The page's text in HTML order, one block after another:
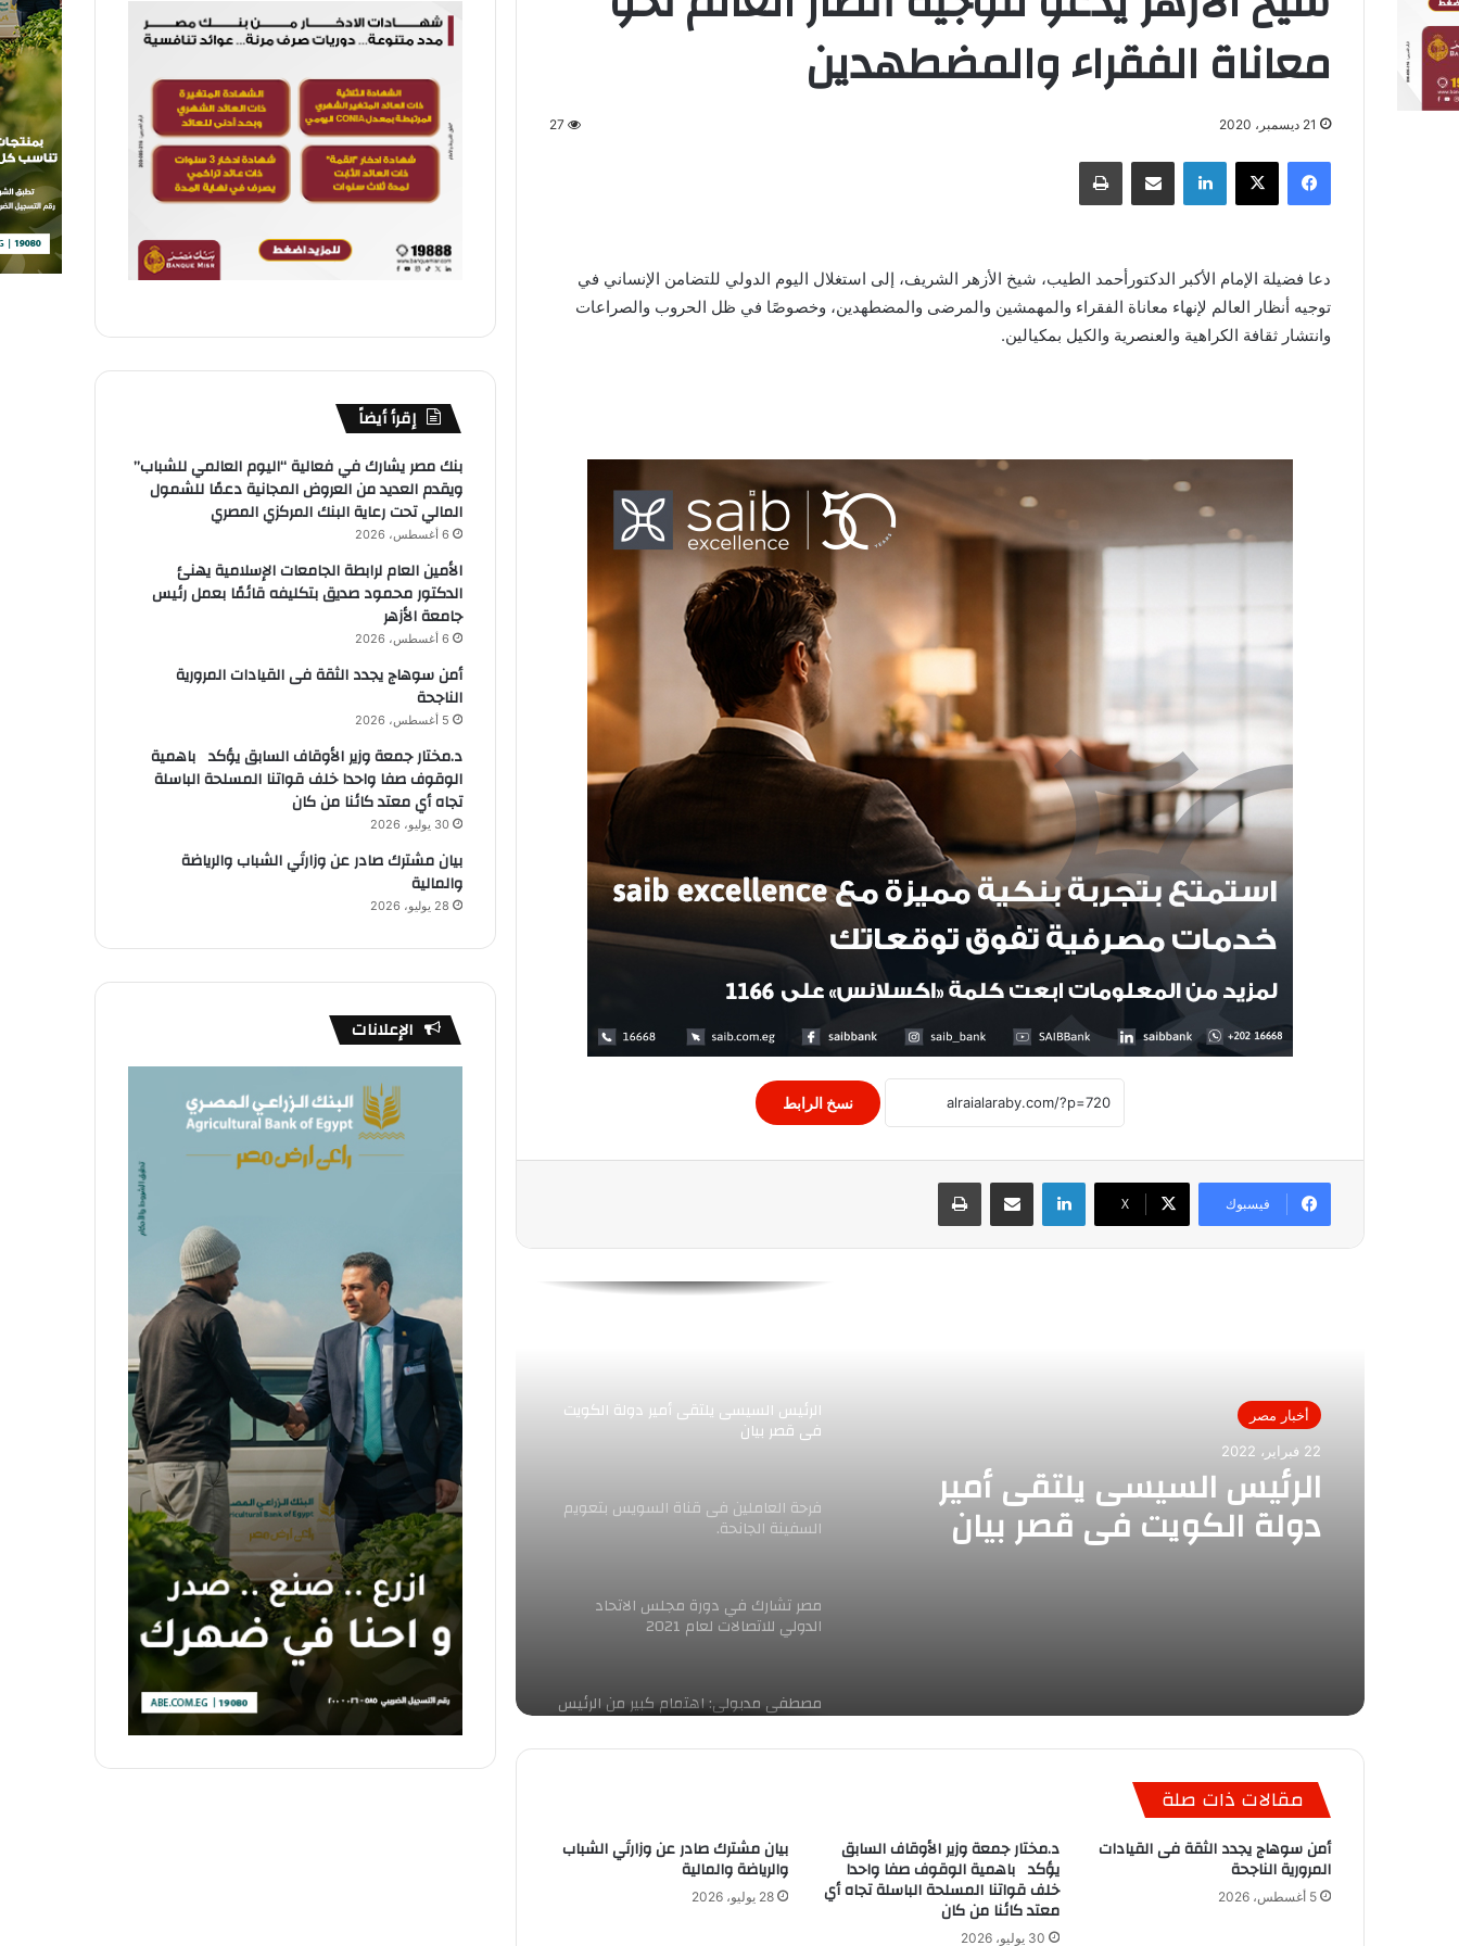
معاناة الفقراء والمضطهدين
21 ديسمبر، 2020 27
فيسبوك X لينكدإن مشاركة عبر البريد طباعة
دعا فضيلة الإمام الأكبر الدكتورأحمد الطيب، شيخ الأزهر الشريف، إلى استغلال اليوم الدولي للتضامن الإنساني في
توجيه أنظار العالم لإنهاء معاناة الفقراء والمهمشين والمرضى والمضطهدين، وخصوصًا في ظل الحروب والصراعات
وانتشار ثقافة الكراهية والعنصرية والكيل بمكيالين.
نسخ الرابط
فيسبوك X
لينكدإن مشاركة عبر البريد طباعة
أخبار مصر
22 فبراير، 2022
الرئيس السيسى يلتقى أمير
دولة الكويت فى قصر بيان
وزير الخارجية يصل مسقط للمشاركة فى
اجتماعات اللجنة المشتركة مع سلطنة
عمان
الرئيس السيسي يتابع المشروع القومي
لتصنيع وتجميع مشتقات البلازما وجهود
خفض حوادث الطرق
الأرصاد تناشد المواطنين عدم التعرض
المباشر للشمس وارتداء غطاء الرأس
المصرى
الرئيس السيسى يلتقى أمير دولة الكويت
فى قصر بيان
فرحة العاملين فى قناة السويس بتعويم
السفينة الجانحة.
مصر تشارك في دورة مجلس الاتحاد
الدولي للاتصالات لعام 2021
مصطفى مدبولى: اهتمام كبير من الرئيس
السيسي بالنهوض بصناعة الغزل والنسيج
عمان
الرئيس السيسي يتابع المشروع القومي
مقالات ذات صلة
أمن سوهاج يجدد الثقة فى القيادات
المرورية الناجحة
5 أغسطس، 2026
د.مختار جمعة وزير الأوقاف السابق
يؤكد باهمية الوقوف صفا واحدا
خلف قواتنا المسلحة الباسلة تجاه أي
معتد كائنا من كان
30 يوليو، 2026
بيان مشترك صادر عن وزارتَي الشباب
والرياضة والمالية
28 يوليو، 2026
إقرأ أيضاً
بنك مصر يشارك في فعالية “اليوم العالمي للشباب”
ويقدم العديد من العروض المجانية دعمًا للشمول
المالي تحت رعاية البنك المركزي المصري
6 أغسطس، 2026
الأمين العام لرابطة الجامعات الإسلامية يهنئ
الدكتور محمود صديق بتكليفه قائمًا بعمل رئيس
جامعة الأزهر
6 أغسطس، 2026
أمن سوهاج يجدد الثقة فى القيادات المرورية
الناجحة
5 أغسطس، 2026
د.مختار جمعة وزير الأوقاف السابق يؤكد باهمية
الوقوف صفا واحدا خلف قواتنا المسلحة الباسلة
تجاه أي معتد كائنا من كان
30 يوليو، 2026
بيان مشترك صادر عن وزارتَي الشباب والرياضة
والمالية
28 يوليو، 2026
الإعلانات